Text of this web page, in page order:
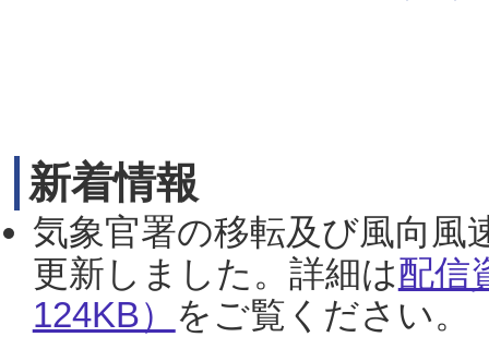
新着情報
気象官署の移転及び風向風
更新しました。詳細は配信
124KB） をご覧ください。